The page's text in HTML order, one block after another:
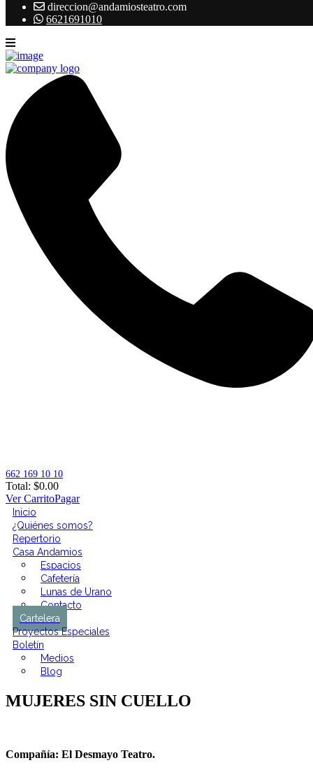
direccion@andamiosteatro.com
6621691010
662 169 10 10
Total: $0.00
Ver CarritoPagar
Inicio
¿Quiénes somos?
Repertorio
Casa Andamios
Espacios
Cafetería
Lunas de Urano
Contacto
Cartelera
Proyectos Especiales
Boletín
Medios
Blog
MUJERES SIN CUELLO
Compañía: El Desmayo Teatro.